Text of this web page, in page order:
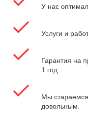
У нас
Услуги и
Гарантия на
1 год.
Мы
довольным.